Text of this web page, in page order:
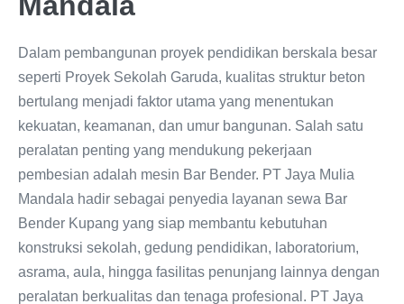
Dalam pembangunan proyek pendidikan berskala besar
seperti Proyek Sekolah Garuda, kualitas struktur beton
bertulang menjadi faktor utama yang menentukan
kekuatan, keamanan, dan umur bangunan. Salah satu
peralatan penting yang mendukung pekerjaan
pembesian adalah mesin Bar Bender. PT Jaya Mulia
Mandala hadir sebagai penyedia layanan sewa Bar
Bender Kupang yang siap membantu kebutuhan
konstruksi sekolah, gedung pendidikan, laboratorium,
asrama, aula, hingga fasilitas penunjang lainnya dengan
peralatan berkualitas dan tenaga profesional. PT Jaya